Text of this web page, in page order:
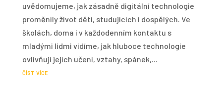
uvědomujeme, jak zásadně digitální technologie
proměnily život dětí, studujících i dospělých. Ve
školách, doma i v každodenním kontaktu s
mladými lidmi vidíme, jak hluboce technologie
ovlivňují jejich učení, vztahy, spánek,...
číst více